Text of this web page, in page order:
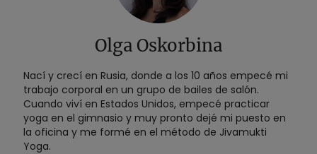
Olga Oskorbina
Nací y crecí en Rusia, donde a los 10 años empecé mi
trabajo corporal en un grupo de bailes de salón.
Cuando viví en Estados Unidos, empecé practicar
yoga en el gimnasio y muy pronto dejé mi puesto en
la oficina y me formé en el método de Jivamukti
Yoga.